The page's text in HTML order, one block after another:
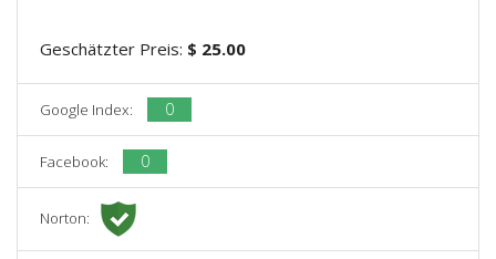
Geschätzter Preis: $ 25.00
Google Index: 0
Facebook: 0
Norton: